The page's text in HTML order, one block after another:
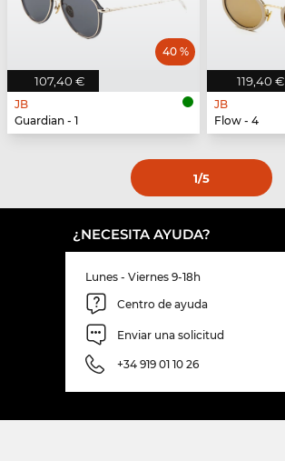
107,40 €
40 %
JB
Guardian - 1
119,40 €
JB
Flow - 4
1/5
¿NECESITA AYUDA?
Lunes - Viernes 9-18h
Centro de ayuda
Enviar una solicitud
+34 919 01 10 26